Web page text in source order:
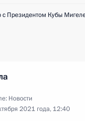
с Президентом Кубы
Новости
2021 года, 12:40